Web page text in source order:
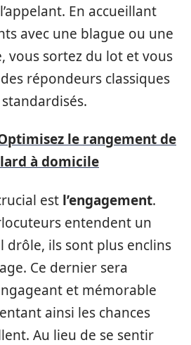
En accueillant
avec une blague ou une
vous sortez du lot et vous
répondeurs classiques
le rangement de
à domicile
est l’engagement.
entendent un
drôle, ils sont plus enclins
Ce dernier sera
et mémorable
ainsi les chances
Au lieu de se sentir